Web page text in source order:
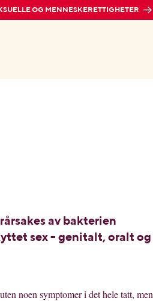
OG MENNESKERETTIGHETER
av bakterien
sex - genitalt, oralt og
noen symptomer i det hele tatt, men